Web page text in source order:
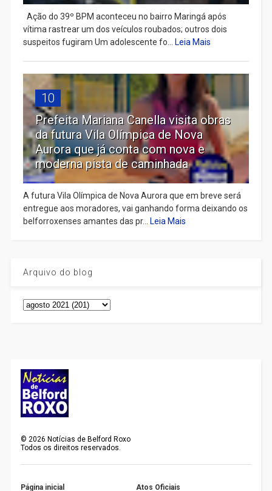
Ação do 39º BPM aconteceu no bairro Maringá após
vítima rastrear um dos veículos roubados; outros dois
suspeitos fugiram Um adolescente fo... Leia Mais
10
Prefeita Mariana Canella visita obras
da futura Vila Olímpica de Nova
Aurora que já conta com nova e
moderna pista de caminhada
A futura Vila Olímpica de Nova Aurora que em breve será
entregue aos moradores, vai ganhando forma deixando os
belforroxenses amantes das pr... Leia Mais
Arquivo do blog
©2026 Notícias de Belford Roxo
Todos os direitos reservados.
Página inicial Atos Oficiais